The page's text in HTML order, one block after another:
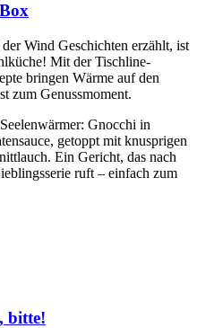
Wind Geschichten erzählt, ist
Mit der Tischline-
bringen Wärme auf den
zum Genussmoment.
Gnocchi in
getoppt mit knusprigen
Ein Gericht, das nach
ruft – einfach zum
bitte!